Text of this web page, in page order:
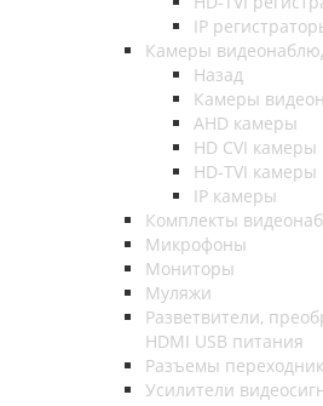
IP
Камеры
Назад
Камеры
AHD камеры
HD CVI камеры
HD-TVI камеры
IP камеры
Комплекты
Микрофоны
Мониторы
Муляжи
Разветвители,
HDMI USB питания
Разъемы
Усилители